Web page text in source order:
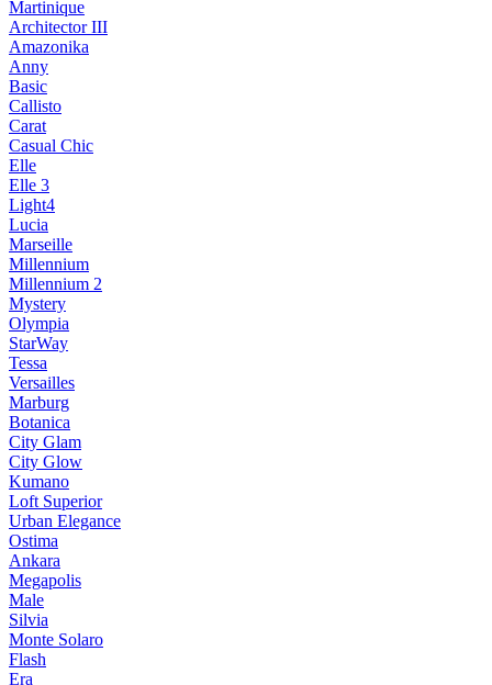
Martinique
Architector III
Amazonika
Anny
Basic
Callisto
Carat
Casual Chic
Elle
Elle 3
Light4
Lucia
Marseille
Millennium
Millennium 2
Mystery
Olympia
StarWay
Tessa
Versailles
Marburg
Botanica
City Glam
City Glow
Kumano
Loft Superior
Urban Elegance
Ostima
Ankara
Megapolis
Male
Silvia
Monte Solaro
Flash
Era